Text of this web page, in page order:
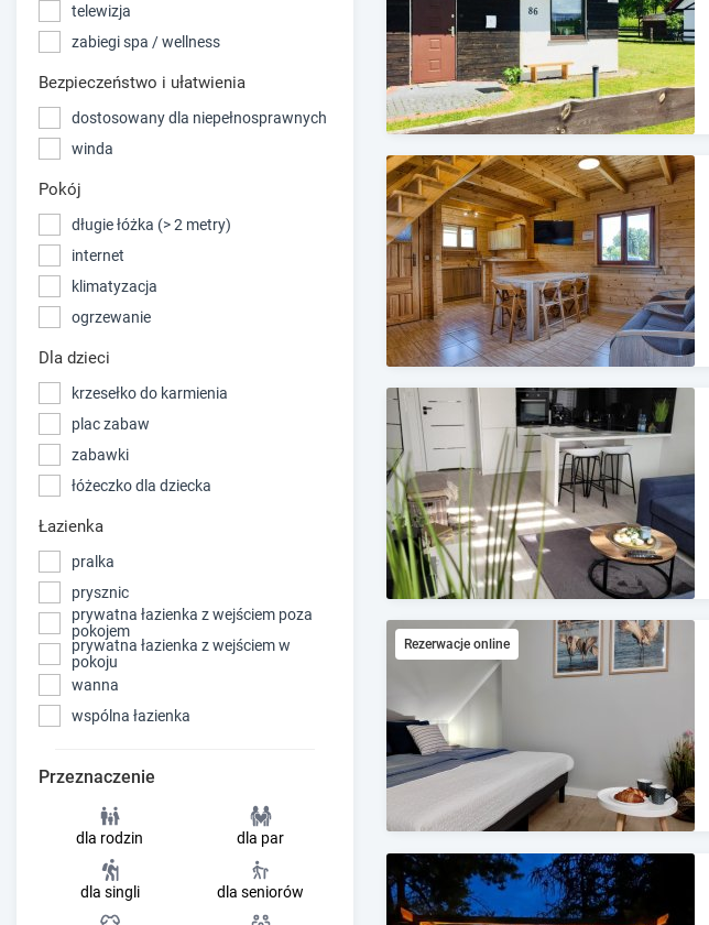
k
k
y
t
o
e
t
t
h
e
k
e
y
b
a
r
d
s
h
o
r
t
c
c
a
n
i
n
g
telewizja
zabiegi spa / wellness
Bezpieczeństwo i ułatwienia
dostosowany dla niepełnosprawnych
winda
Pokój
długie łóżka (> 2 metry)
internet
klimatyzacja
ogrzewanie
Dla dzieci
krzesełko do karmienia
plac zabaw
zabawki
łóżeczko dla dziecka
Łazienka
pralka
prysznic
prywatna łazienka z wejściem poza
pokojem
prywatna łazienka z wejściem w
pokoju
wanna
wspólna łazienka
Przeznaczenie
dla rodzin dla par
dla singli dla seniorów
Rezerwacje online